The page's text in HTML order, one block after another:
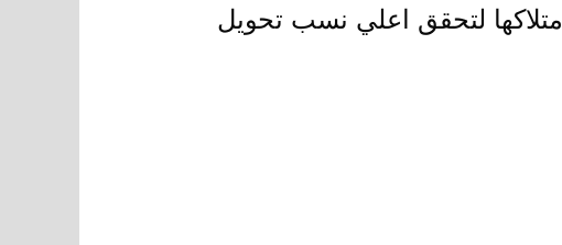
لتحقق اعلي نسب تحويل